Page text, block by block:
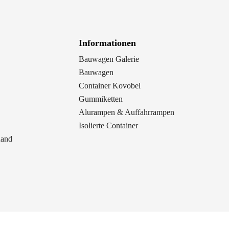
Informationen
Bauwagen Galerie
Bauwagen
Container Kovobel
Gummiketten
Alurampen & Auffahrrampen
Isolierte Container